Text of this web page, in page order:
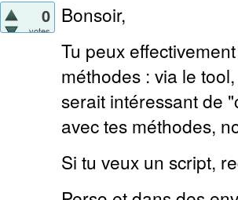
0
votes
Bonsoir,
Tu peux
méthodes : via le
serait intéressant de
avec tes méthodes,
Si tu veux un script,